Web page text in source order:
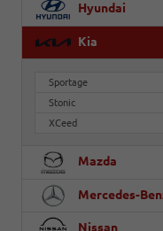
Hyundai
Kia
Sportage
Stonic
XCeed
Mazda
Mercedes-
Nissan